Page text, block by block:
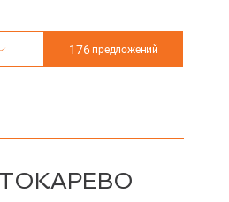
176 предложений